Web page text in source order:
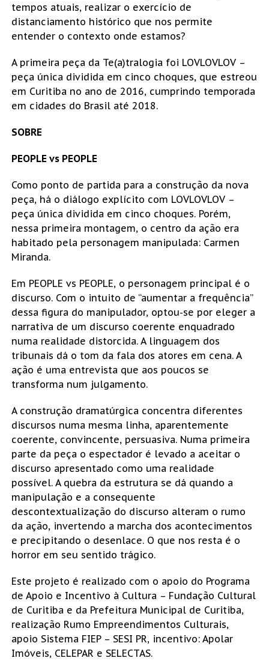
tempos atuais, realizar o exercício de
distanciamento histórico que nos permite
entender o contexto onde estamos?
A primeira peça da Te(a)tralogia foi LOVLOVLOV –
peça única dividida em cinco choques, que estreou
em Curitiba no ano de 2016, cumprindo temporada
em cidades do Brasil até 2018.
SOBRE
PEOPLE vs PEOPLE
Como ponto de partida para a construção da nova
peça, há o diálogo explícito com LOVLOVLOV –
peça única dividida em cinco choques. Porém,
nessa primeira montagem, o centro da ação era
habitado pela personagem manipulada: Carmen
Miranda.
Em PEOPLE vs PEOPLE, o personagem principal é o
discurso. Com o intuito de “aumentar a frequência”
dessa figura do manipulador, optou-se por eleger a
narrativa de um discurso coerente enquadrado
numa realidade distorcida. A linguagem dos
tribunais dá o tom da fala dos atores em cena. A
ação é uma entrevista que aos poucos se
transforma num julgamento.
A construção dramatúrgica concentra diferentes
discursos numa mesma linha, aparentemente
coerente, convincente, persuasiva. Numa primeira
parte da peça o espectador é levado a aceitar o
discurso apresentado como uma realidade
possível. A quebra da estrutura se dá quando a
manipulação e a consequente
descontextualização do discurso alteram o rumo
da ação, invertendo a marcha dos acontecimentos
e precipitando o desenlace. O que nos resta é o
horror em seu sentido trágico.
Este projeto é realizado com o apoio do Programa
de Apoio e Incentivo à Cultura – Fundação Cultural
de Curitiba e da Prefeitura Municipal de Curitiba,
realização Rumo Empreendimentos Culturais,
apoio Sistema FIEP – SESI PR, incentivo: Apolar
Imóveis, CELEPAR e SELECTAS.